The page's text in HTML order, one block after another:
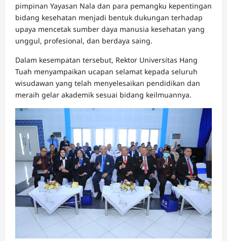
pimpinan Yayasan Nala dan para pemangku kepentingan
bidang kesehatan menjadi bentuk dukungan terhadap
upaya mencetak sumber daya manusia kesehatan yang
unggul, profesional, dan berdaya saing.
Dalam kesempatan tersebut, Rektor Universitas Hang
Tuah menyampaikan ucapan selamat kepada seluruh
wisudawan yang telah menyelesaikan pendidikan dan
meraih gelar akademik sesuai bidang keilmuannya.